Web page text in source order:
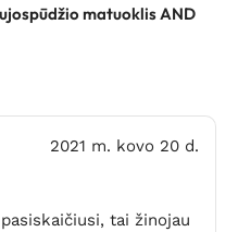
matuoklis AND
2021 m. kovo 20 d.
tai žinojau